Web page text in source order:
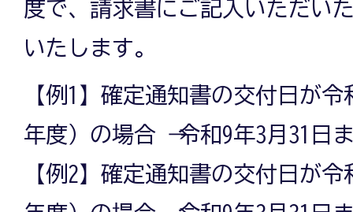
度で、請求書にご記入いただい
いたします。
【例1】確定通知書の交付日が
年度）の場合 → 令和9年3月31日
【例2】確定通知書の交付日が